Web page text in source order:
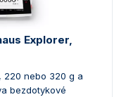
Explorer,
220 nebo 320 g a
bezdotykové